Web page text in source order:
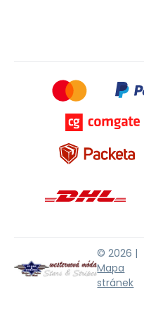
© 2026 |
Mapa
stránek